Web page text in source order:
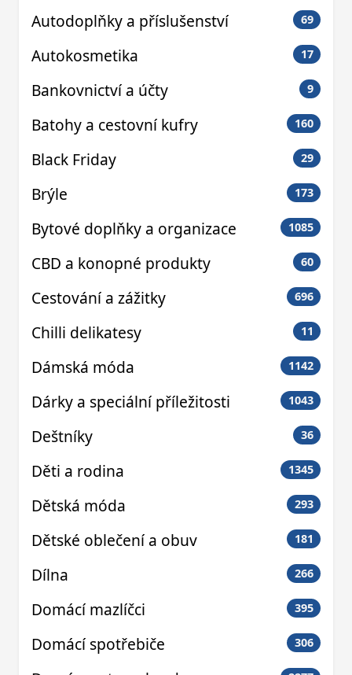
Autodoplňky a příslušenství 69
Autokosmetika 17
Bankovnictví a účty 9
Batohy a cestovní kufry 160
Black Friday 29
Brýle 173
Bytové doplňky a organizace 1085
CBD a konopné produkty 60
Cestování a zážitky 696
Chilli delikatesy 11
Dámská móda 1142
Dárky a speciální příležitosti 1043
Deštníky 36
Děti a rodina 1345
Dětská móda 293
Dětské oblečení a obuv 181
Dílna 266
Domácí mazlíčci 395
Domácí spotřebiče 306